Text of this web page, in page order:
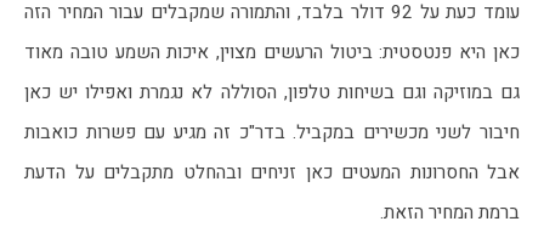
ברמת המחיר הזאת.